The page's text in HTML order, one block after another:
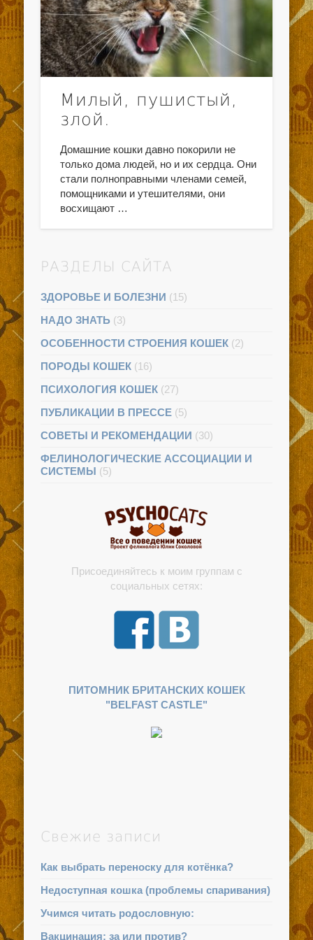
Милый, пушистый,
злой.
Домашние кошки давно покорили не
только дома людей, но и их сердца. Они
стали полноправными членами семей,
помощниками и утешителями, они
восхищают …
РАЗДЕЛЫ САЙТА
ЗДОРОВЬЕ И БОЛЕЗНИ (15)
НАДО ЗНАТЬ (3)
ОСОБЕННОСТИ СТРОЕНИЯ КОШЕК (2)
ПОРОДЫ КОШЕК (16)
ПСИХОЛОГИЯ КОШЕК (27)
ПУБЛИКАЦИИ В ПРЕССЕ (5)
СОВЕТЫ И РЕКОМЕНДАЦИИ (30)
ФЕЛИНОЛОГИЧЕСКИЕ АССОЦИАЦИИ И
СИСТЕМЫ (5)
Присоединяйтесь к моим группам с
социальных сетях:
ПИТОМНИК БРИТАНСКИХ КОШЕК
"BELFAST CASTLE"
Свежие записи
Как выбрать переноску для котёнка?
Недоступная кошка (проблемы спаривания)
Учимся читать родословную:
Вакцинация: за или против?